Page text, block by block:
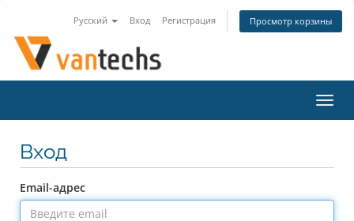
Русский Вход Регистрация Просмотр корзины
Вход
Email-адрес